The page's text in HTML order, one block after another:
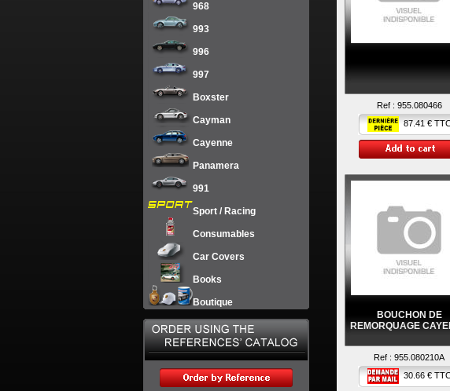
968
993
996
997
Boxster
Cayman
Cayenne
Panamera
991
Sport / Racing
Consumables
Car Covers
Books
Boutique
Ref : 955.080466
87.41 €
BOUCHON DE
REMORQUAGE
Ref : 955.080210A
30.66 €